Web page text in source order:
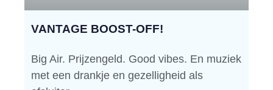
VANTAGE BOOST-OFF!
Big Air. Prijzengeld. Good vibes. En muziek
met een drankje en gezelligheid als